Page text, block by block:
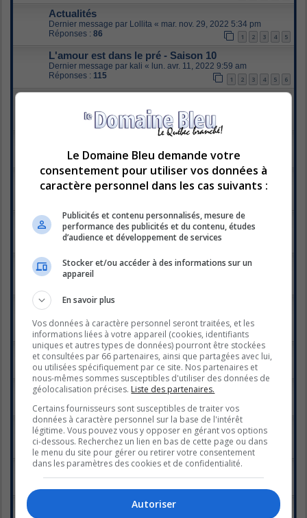
Actualités
Dernier message par Lollita « mar. nov. 29, 2022 5:34 pm
Réponses : 86 1 2 3 4 5
L'amour est dans le pré - Saison 10
Dernier message par kali « lun. avr. 11, 2022 9:59 am
Réponses : 115 1 2 3 4 5 6
Ange_Doré
mer. nov. 17, 2021 9:37 am
Réponses : 184
Dernier message par Lollita «dim. oct. 24, 2021 10:48 pm
Réponses :13
Émission du 9 avril
Dernier message parkamisole«mer. avr. 15, 2020 3:25 am
L'amour est dans le pré - Saison 8
Dernier message par kali«ven. avr. 10, 2020 9:34 am
Réponses :92
Emission du 2 avril
Dernier message par
Émission du 26 mars 2020
pm
Réponses :10
Émission du 19 mars 2020.
Dernier message parAbysse«sam. mars 21, 2020 3:40 pm
Réponses :6
Émission du 12 mars
Réponses :10
Émission du 27 février 2020.
Dernier message par maya213«mar. mars 10, 2020 8:45 pm
Réponses : 32
Émission du 30 janvier 2020
Dernier message parMalike«lun. févr. 03, 2020 9:56 am
Réponses :9
Émission du 23 janvier 2020.
Le Domaine Bleu demande votre
consentement pour utiliser vos données à
caractère personnel dans les cas suivants :
Publicités et contenu personnalisés, mesure de
performance des publicités et du contenu, études
d’audience et développement de services
Stocker et/ou accéder à des informations sur un
appareil
En savoir plus
Vos données à caractère personnel seront traitées, et les
informations liées à votre appareil (cookies, identifiants
uniques et autres types de données) pourront être stockées
et consultées par 66 partenaires, ainsi que partagées avec lui,
ou utilisées spécifiquement par ce site. Nos partenaires et
nous-mêmes sommes susceptibles d'utiliser des données de
géolocalisation précises. Liste des partenaires.
Certains fournisseurs sont susceptibles de traiter vos
données à caractère personnel sur la base de l'intérêt
légitime. Vous pouvez vous y opposer en gérant vos options
ci-dessous. Recherchez un lien en bas de cette page ou dans
le menu du site pour gérer ou retirer votre consentement
dans les paramètres des cookies et de confidentialité.
Autoriser